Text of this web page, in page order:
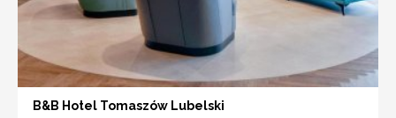
B&B Hotel Tomaszów Lubelski